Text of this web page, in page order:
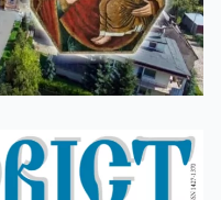
Zobacz na Facebooku · Udostępnij